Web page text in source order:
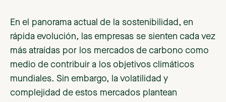
En el panorama actual de la sostenibilidad, en
rápida evolución, las empresas se sienten cada vez
más atraídas por los mercados de carbono como
medio de contribuir a los objetivos climáticos
mundiales. Sin embargo, la volatilidad y
complejidad de estos mercados plantean